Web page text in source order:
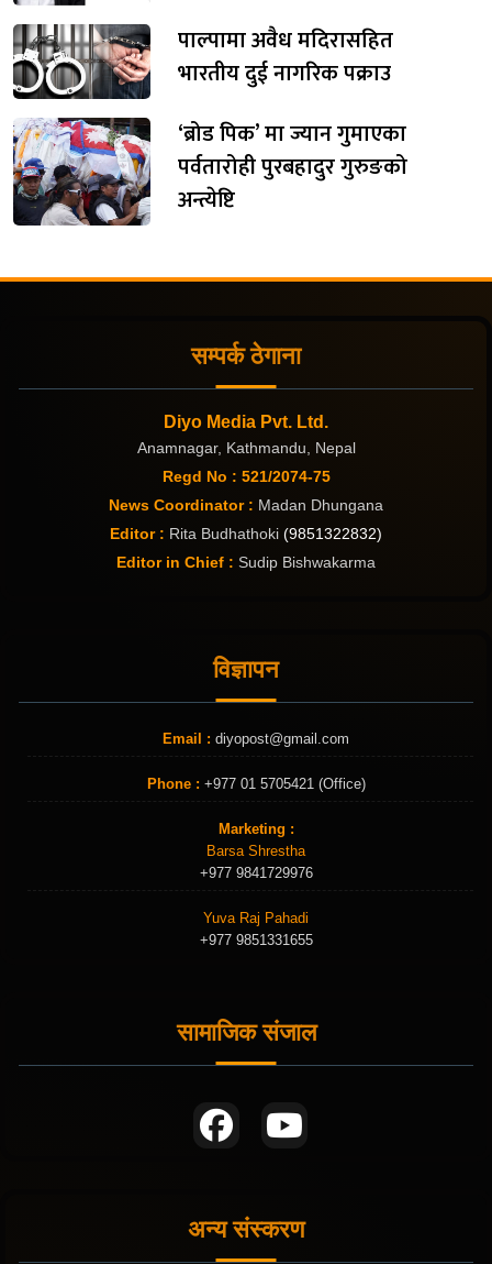
पाल्पामा अवैध मदिरासहित
भारतीय दुई नागरिक पक्राउ
‘ब्रोड पिक’ मा ज्यान गुमाएका
पर्वतारोही पुरबहादुर गुरुङको
अन्त्येष्टि
सम्पर्क ठेगाना
Diyo Media Pvt. Ltd.
Anamnagar, Kathmandu, Nepal
Regd No : 521/2074-75
News Coordinator : Madan Dhungana
Editor : Rita Budhathoki (9851322832)
Editor in Chief : Sudip Bishwakarma
विज्ञापन
Email : diyopost@gmail.com
Phone : +977 01 5705421 (Office)
Marketing :
Barsa Shrestha
+977 9841729976
Yuva Raj Pahadi
+977 9851331655
सामाजिक संजाल
अन्य संस्करण